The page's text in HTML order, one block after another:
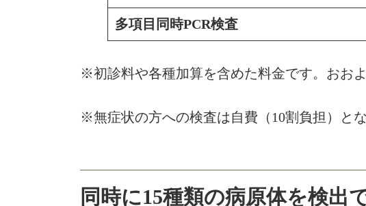
多項目同時PCR検査
※初診料や各種加算を含めた料金です。おおよ
※無症状の方への検査は自費（10割負担）とな
同時に15種類の病原体を検出